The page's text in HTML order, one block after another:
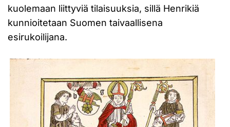
kuolemaan liittyviä tilaisuuksia, sillä Henrikiä
kunnioitetaan Suomen taivaallisena
esirukoilijana.